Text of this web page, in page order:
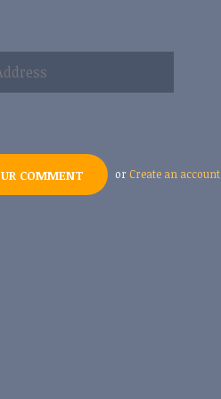
or Create an account